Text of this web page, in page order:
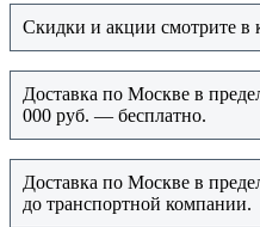
Скидки и акции смотрите в
Доставка по Москве в
000 руб. — бесплатно.
Доставка по Москве в
до транспортной компании.